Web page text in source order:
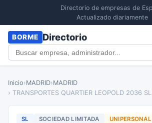
Directorio de empresas de
Actualizado diariamente
BORME Directorio
Inicio›MADRID›MADRID
› TRANSPORTES QUARTIER LEOPOLD 2036 SL
SL SOCIEDAD LIMITADA
UNIPERSONAL